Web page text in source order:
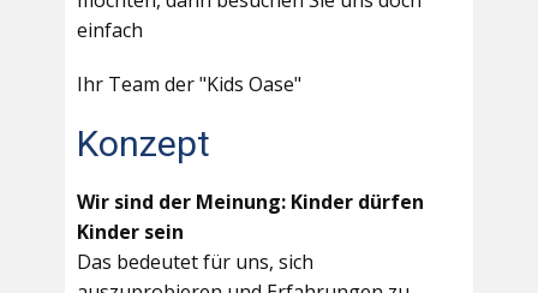
einfach
Ihr Team der "Kids Oase"
Konzept
Wir sind der Meinung: Kinder dürfen
Kinder sein
Das bedeutet für uns, sich